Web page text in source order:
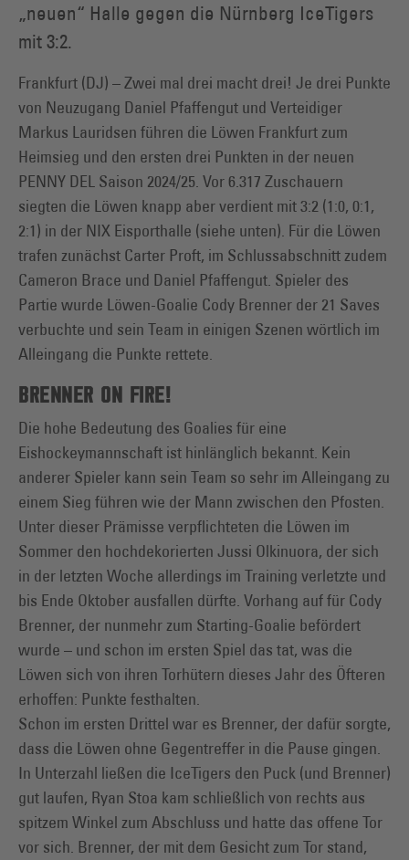
„neuen“ Halle gegen die Nürnberg IceTigers
mit 3:2.
Frankfurt (DJ) – Zwei mal drei macht drei! Je drei Punkte
von Neuzugang Daniel Pfaffengut und Verteidiger
Markus Lauridsen führen die Löwen Frankfurt zum
Heimsieg und den ersten drei Punkten in der neuen
PENNY DEL Saison 2024/25. Vor 6.317 Zuschauern
siegten die Löwen knapp aber verdient mit 3:2 (1:0, 0:1,
2:1) in der NIX Eisporthalle (siehe unten). Für die Löwen
trafen zunächst Carter Proft, im Schlussabschnitt zudem
Cameron Brace und Daniel Pfaffengut. Spieler des
Partie wurde Löwen-Goalie Cody Brenner der 21 Saves
verbuchte und sein Team in einigen Szenen wörtlich im
Alleingang die Punkte rettete.
BRENNER ON FIRE!
Die hohe Bedeutung des Goalies für eine
Eishockeymannschaft ist hinlänglich bekannt. Kein
anderer Spieler kann sein Team so sehr im Alleingang zu
einem Sieg führen wie der Mann zwischen den Pfosten.
Unter dieser Prämisse verpflichteten die Löwen im
Sommer den hochdekorierten Jussi Olkinuora, der sich
in der letzten Woche allerdings im Training verletzte und
bis Ende Oktober ausfallen dürfte. Vorhang auf für Cody
Brenner, der nunmehr zum Starting-Goalie befördert
wurde – und schon im ersten Spiel das tat, was die
Löwen sich von ihren Torhütern dieses Jahr des Öfteren
erhoffen: Punkte festhalten.
Schon im ersten Drittel war es Brenner, der dafür sorgte,
dass die Löwen ohne Gegentreffer in die Pause gingen.
In Unterzahl ließen die IceTigers den Puck (und Brenner)
gut laufen, Ryan Stoa kam schließlich von rechts aus
spitzem Winkel zum Abschluss und hatte das offene Tor
vor sich. Brenner, der mit dem Gesicht zum Tor stand,